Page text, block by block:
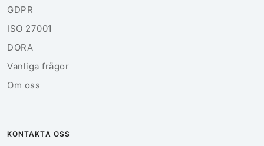
GDPR
ISO 27001
DORA
Vanliga frågor
Om oss
KONTAKTA OSS